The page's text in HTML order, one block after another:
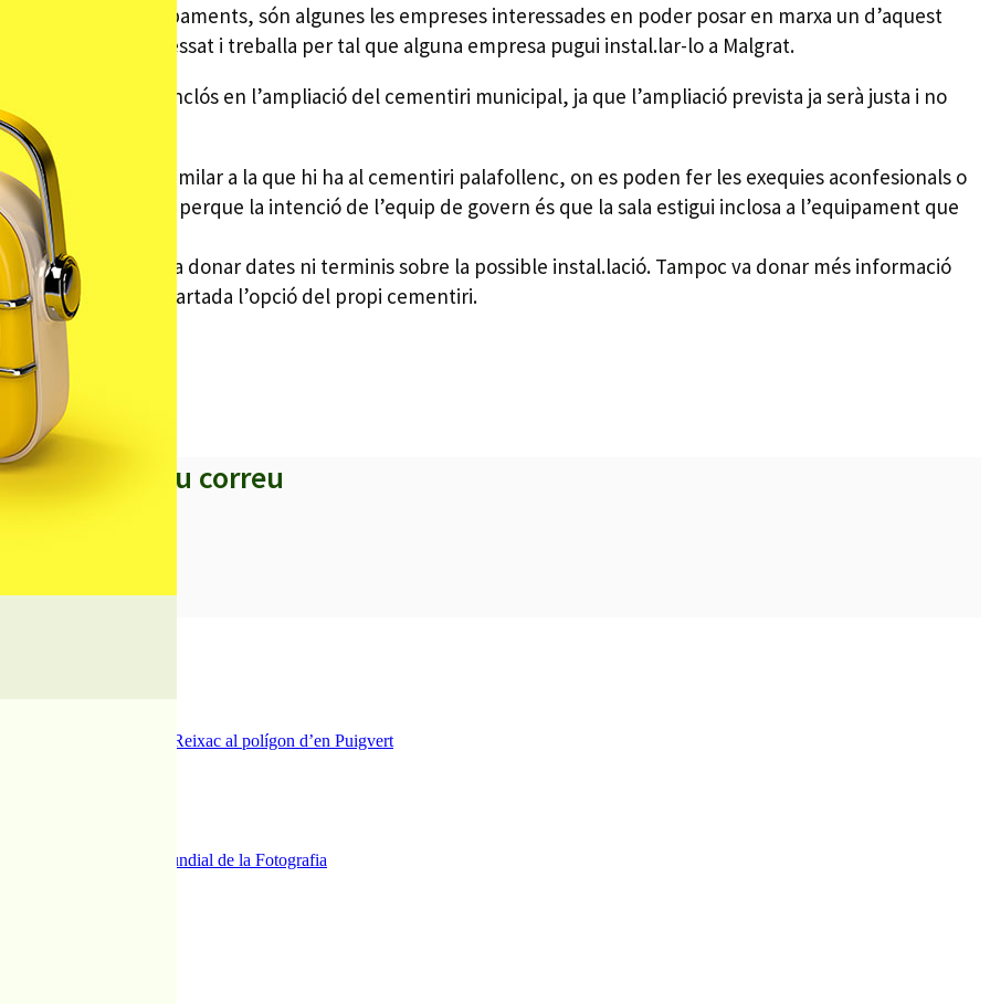
d’aquests equipaments, són algunes les empreses interessades en poder posar en marxa un d’aquest
també està interessat i treballa per tal que alguna empresa pugui instal.lar-lo a Malgrat.
no podrà ser inclós en l’ampliació del cementiri municipal, ja que l’ampliació prevista ja serà justa i no
RP.
sala de vetlla, similar a la que hi ha al cementiri palafollenc, on es poden fer les exequies aconfesionals o
ser desestimada, perque la intenció de l’equip de govern és que la sala estigui inclosa a l’equipament que
Campoy no va donar dates ni terminis sobre la possible instal.lació. Tampoc va donar més informació
vetlla, un cop descartada l’opció del propi cementiri.
titulars al teu correu
del pont de la riera de Reixac al polígon d’en Puigvert
de Palafolls pel Dia Mundial de la Fotografia